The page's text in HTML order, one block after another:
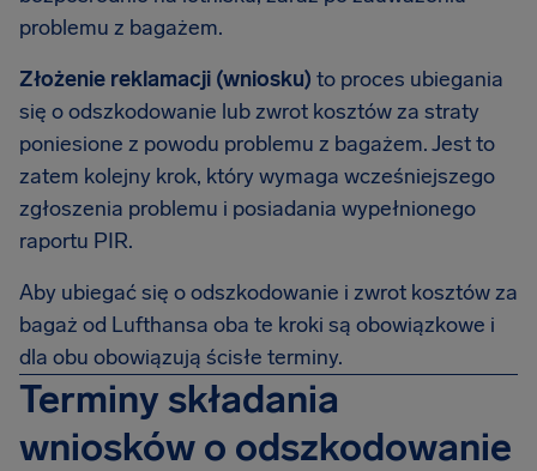
problemu z bagażem.
Złożenie reklamacji (wniosku) to proces ubiegania
się o odszkodowanie lub zwrot kosztów za straty
poniesione z powodu problemu z bagażem. Jest to
zatem kolejny krok, który wymaga wcześniejszego
zgłoszenia problemu i posiadania wypełnionego
raportu PIR.
Aby ubiegać się o odszkodowanie i zwrot kosztów za
bagaż od Lufthansa oba te kroki są obowiązkowe i
dla obu obowiązują ścisłe terminy.
Terminy składania
wniosków o odszkodowanie